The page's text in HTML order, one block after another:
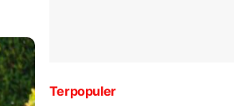
Terpopuler